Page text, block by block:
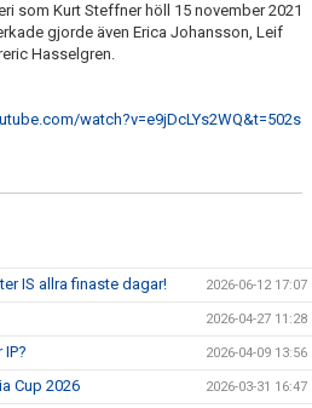
som Kurt Steffner höll 15 november 2021
gjorde även Erica Johansson, Leif
Hasselgren.
watch?v=e9jDcLYs2WQ&t=502s
IS allra finaste dagar! 2026-06-12 17:07
2026-04-27 11:28
2026-04-09 13:56
Cup 2026 2026-03-31 16:47